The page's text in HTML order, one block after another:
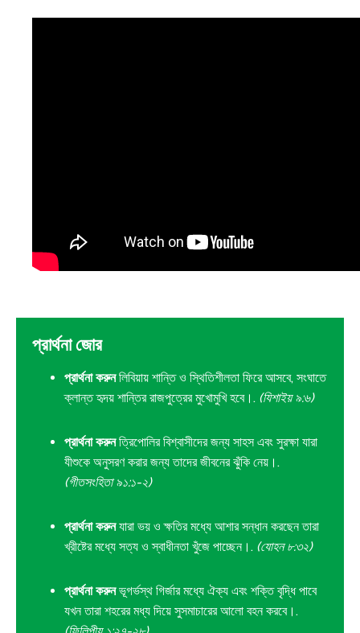
প্রার্থনা জোর
প্রার্থনা করুনলিবিয়ায় শান্তি ও স্থিতিশীলতা ফিরে আসবে, সংঘাতে
ক্লান্ত হৃদয় শান্তির রাজপুত্রের মুখোমুখি হবে।. (যিশাইয় ৯:৬)
প্রার্থনা করুনত্রিপোলির বিশ্বাসীদের জন্য সাহস এবং সুরক্ষা যারা
যীশুকে অনুসরণ করার জন্য তাদের জীবনের ঝুঁকি নেয়।.
(গীতসংহিতা ৯১:১-২)
প্রার্থনা করুনযারা ভয় ও ক্ষতির মধ্যে আশার সন্ধান করছেন তারা
খ্রীষ্টের মধ্যে সত্য ও স্বাধীনতা খুঁজে পাচ্ছেন।. (যোহন ৮:৩২)
প্রার্থনা করুনভূগর্ভস্থ গির্জার মধ্যে ঐক্য এবং শক্তি বৃদ্ধি পাবে
যখন তারা শহরের মধ্য দিয়ে সুসমাচারের আলো বহন করবে।.